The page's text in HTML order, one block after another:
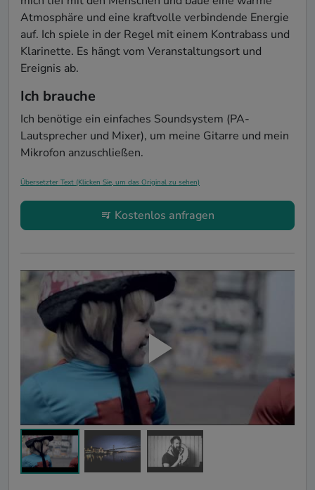
Atmosphäre und eine kraftvolle verbindende Energie
auf. Ich spiele in der Regel mit einem Kontrabass und
Klarinette. Es hängt vom Veranstaltungsort und
Ereignis ab.
Ich brauche
Ich benötige ein einfaches Soundsystem (PA-
Lautsprecher und Mixer), um meine Gitarre und mein
Mikrofon anzuschließen.
Übersetzter Text (Klicken Sie, um das Original zu sehen)
Kostenlos anfragen